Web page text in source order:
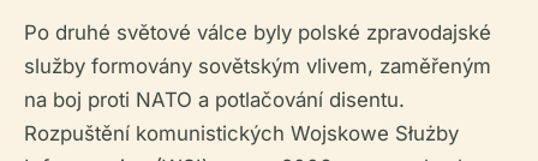
Po druhé světové válce byly polské zpravodajské
služby formovány sovětským vlivem, zaměřeným
na boj proti NATO a potlačování disentu.
Rozpuštění komunistických Wojskowe Służby